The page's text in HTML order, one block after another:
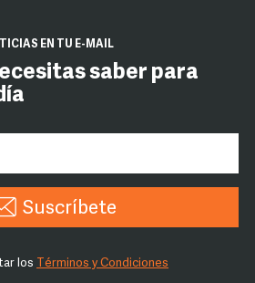
EN TU E-MAIL
saber para
Suscríbete
los Términos y Condiciones